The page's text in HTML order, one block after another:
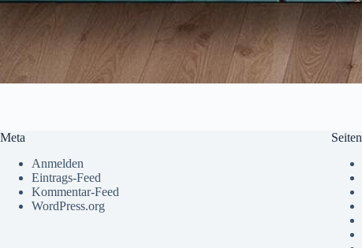
Meta
Anmelden
Eintrags-Feed
Kommentar-Feed
WordPress.org
Seiten